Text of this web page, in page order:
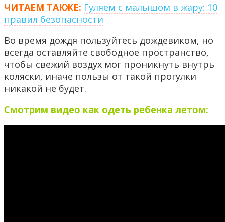
ЧИТАЕМ ТАКЖЕ: Гуляем с малышом в жару: 10
правил безопасности
Во время дождя пользуйтесь дождевиком, но
всегда оставляйте свободное пространство,
чтобы свежий воздух мог проникнуть внутрь
коляски, иначе пользы от такой прогулки
никакой не будет.
Смотрим видео как одеть ребенка летом: